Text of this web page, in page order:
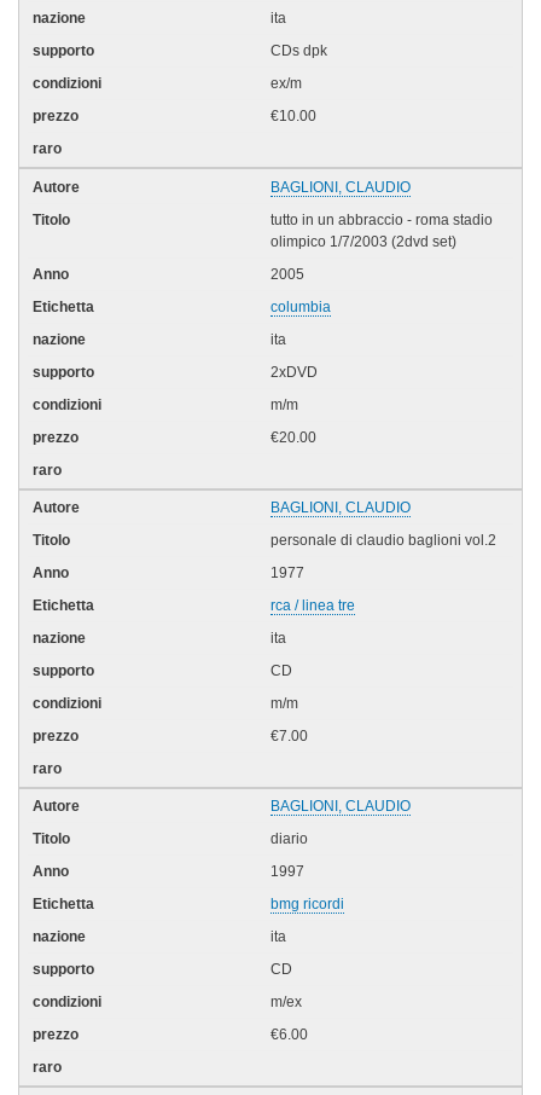
ita
CDs dpk
ex/m
€10.00
BAGLIONI, CLAUDIO
tutto in un abbraccio - roma stadio
olimpico 1/7/2003 (2dvd set)
2005
columbia
ita
2xDVD
m/m
€20.00
BAGLIONI, CLAUDIO
personale di claudio baglioni vol.2
1977
rca / linea tre
ita
CD
m/m
€7.00
BAGLIONI, CLAUDIO
diario
1997
bmg ricordi
ita
CD
m/ex
€6.00